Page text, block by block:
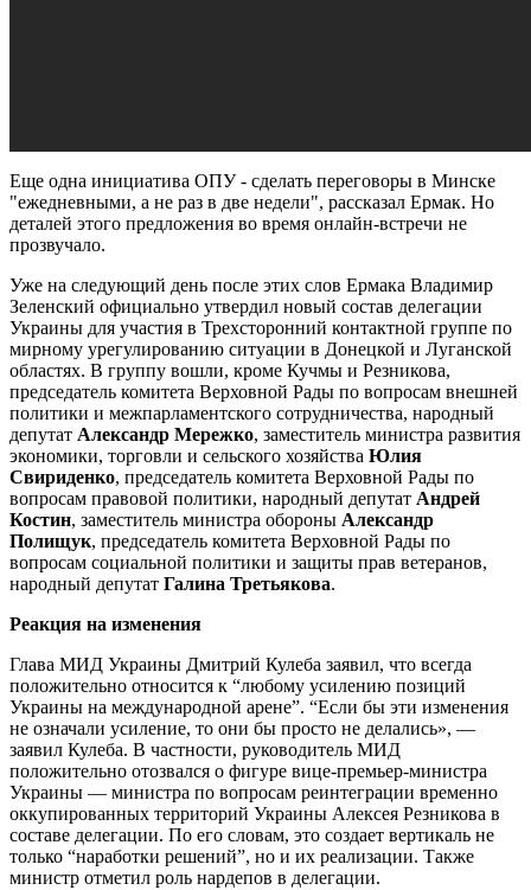
Еще одна инициатива ОПУ - сделать переговоры в Минске
"ежедневными, а не раз в две недели", рассказал Ермак. Но
деталей этого предложения во время онлайн-встречи не
прозвучало.
Уже на следующий день после этих слов Ермака Владимир
Зеленский официально утвердил новый состав делегации
Украины для участия в Трехсторонний контактной группе по
мирному урегулированию ситуации в Донецкой и Луганской
областях. В группу вошли, кроме Кучмы и Резникова,
председатель комитета Верховной Рады по вопросам внешней
политики и межпарламентского сотрудничества, народный
депутат Александр Мережко, заместитель министра развития
экономики, торговли и сельского хозяйства Юлия
Свириденко, председатель комитета Верховной Рады по
вопросам правовой политики, народный депутат Андрей
Костин, заместитель министра обороны Александр
Полищук, председатель комитета Верховной Рады по
вопросам социальной политики и защиты прав ветеранов,
народный депутат Галина Третьякова.
Реакция на изменения
Глава МИД Украины Дмитрий Кулеба заявил, что всегда
положительно относится к “любому усилению позиций
Украины на международной арене”. “Если бы эти изменения
не означали усиление, то они бы просто не делались», —
заявил Кулеба. В частности, руководитель МИД
положительно отозвался о фигуре вице-премьер-министра
Украины — министра по вопросам реинтеграции временно
оккупированных территорий Украины Алексея Резникова в
составе делегации. По его словам, это создает вертикаль не
только “наработки решений”, но и их реализации. Также
министр отметил роль нардепов в делегации.